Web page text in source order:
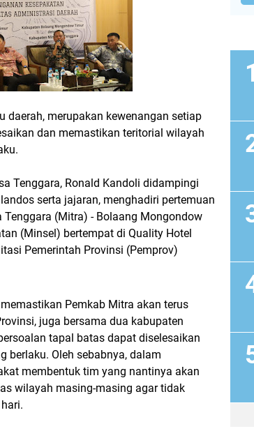
daerah, merupakan kewenangan setiap
dan memastikan teritorial wilayah
Tenggara, Ronald Kandoli didampingi
serta jajaran, menghadiri pertemuan
(Mitra) - Bolaang Mongondow
(Minsel) bertempat di Quality Hotel
Pemerintah Provinsi (Pemprov)
Pemkab Mitra akan terus
juga bersama dua kabupaten
tapal batas dapat diselesaikan
berlaku. Oleh sebabnya, dalam
membentuk tim yang nantinya akan
wilayah masing-masing agar tidak